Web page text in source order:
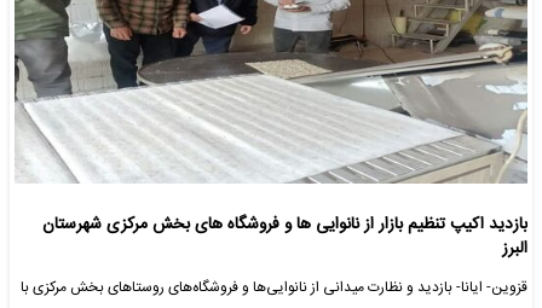
بازدید اکیپ تنظیم بازار از نانوایی ها و فروشگاه های بخش مرکزی شهرستان
البرز
قزوین- ایانا- بازدید و نظارت میدانی از نانوایی‌ها و فروشگاه‌های روستاهای بخش مرکزی با